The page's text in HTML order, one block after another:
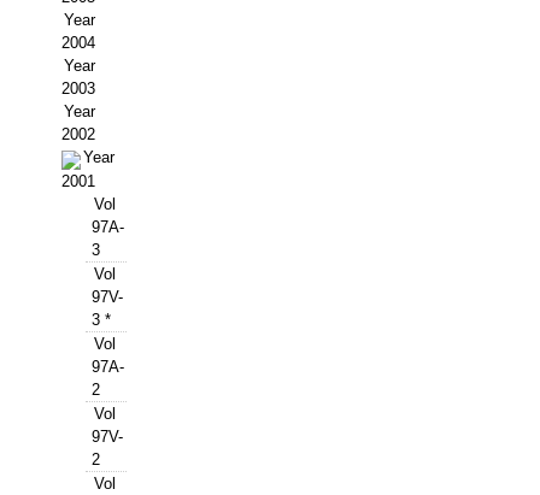
Premio Jóvenes Investigadores
Buscador de Comunicaciones
Buscador de Comunicaciones
CONTACTO
BUSCADOR
Year
2004
Year
2003
Year
2002
Year
2001
Vol
97A-
3
Vol
97V-
3 *
Vol
97A-
2
Vol
97V-
2
Vol